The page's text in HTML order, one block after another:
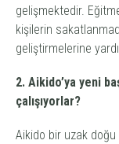
gelişmektedir.
kişilerin
geliştirmelerine
2. Aikido’ya yeni
çalışıyorlar?
Aikido bir uzak doğu